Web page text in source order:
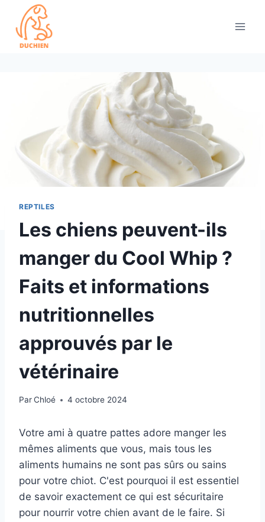
content
REPTILES
Les chiens peuvent-ils
manger du Cool Whip ?
Faits et informations
nutritionnelles
approuvés par le
vétérinaire
ParChloé 4 octobre 2024
Votre ami à quatre pattes adore manger les
mêmes aliments que vous, mais tous les
aliments humains ne sont pas sûrs ou sains
pour votre chiot. C'est pourquoi il est essentiel
de savoir exactement ce qui est sécuritaire
pour nourrir votre chien avant de le faire. Si